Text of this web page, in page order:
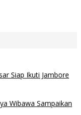
Siap Ikuti Jambore
Wibawa Sampaikan